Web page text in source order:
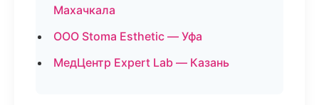
Махачкала
ООО Stoma Esthetic — Уфа
МедЦентр Expert Lab — Казань